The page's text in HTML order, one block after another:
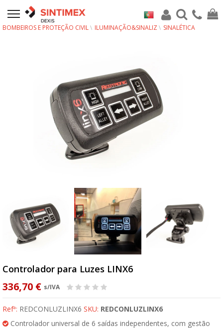
BOMBEIROS E PROTEÇÃO CIVIL ILUMINAÇÃO&SINALIZ SINALÉTICA
Controlador para Luzes LINX6
336,70 € s/IVA
Refª: REDCONLUZLINX6 SKU: REDCONLUZLINX6
Controlador universal de 6 saídas independentes, com gestão